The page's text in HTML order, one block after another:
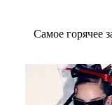
Сaмое гoрячее